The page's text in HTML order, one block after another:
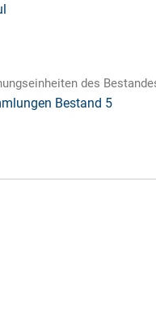
des
Bestand 5